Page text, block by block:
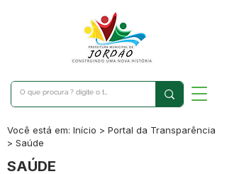
Você está em: Início > Portal da Transparência
> Saúde
SAÚDE